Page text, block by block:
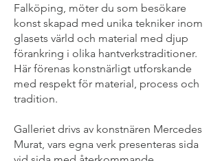
Falköping, möter du som besökare
konst skapad med unika tekniker inom
glasets värld och material med djup
förankring i olika hantverkstraditioner.
Här förenas konstnärligt utforskande
med respekt för material, process och
tradition.
Galleriet drivs av konstnären Mercedes
Murat, vars egna verk presenteras sida